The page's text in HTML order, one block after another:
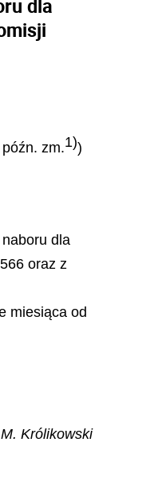
dla
zm.1))
dla
oraz z
miesiąca od
M. Królikowski